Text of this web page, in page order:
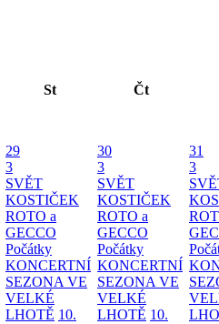
St Čt
29
3
SVĚT
KOSTIČEK
ROTO a
GECCO
Počátky
KONCERTNÍ
SEZONA VE
VELKÉ
LHOTĚ 10.
30
3
SVĚT
KOSTIČEK
ROTO a
GECCO
Počátky
KONCERTNÍ
SEZONA VE
VELKÉ
LHOTĚ 10.
31
3